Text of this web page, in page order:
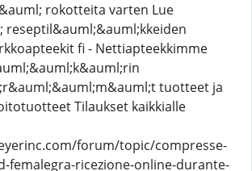
rokotteita varten Lue
reseptil&auml;&auml;kkeiden
fi - Nettiapteekkimme
tuotteet ja
Tilaukset kaikkialle
forum/topic/compresse-
femalegra-ricezione-online-durante-